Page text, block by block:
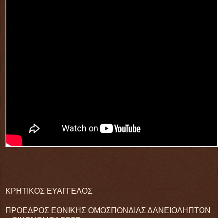
ΚΡΗΤΙΚΟΣ ΕΥΑΓΓΕΛΟΣ
ΠΡΟΕΔΡΟΣ ΕΘΝΙΚΗΣ ΟΜΟΣΠΟΝΔΙΑΣ ΔΑΝΕΙΟΛΗΠΤΩΝ